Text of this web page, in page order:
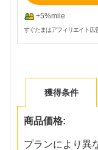
+5%mile
すぐたまはアフィリエイト広
獲得条件
商品価格:
プランにより異